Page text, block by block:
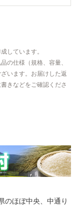
しています。
の仕様（規格、容量、
います。お届けした返
きなどをご確認くださ
のほぼ中央、中通り